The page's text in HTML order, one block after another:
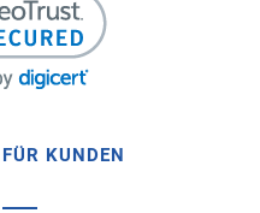
FÜR KUNDEN